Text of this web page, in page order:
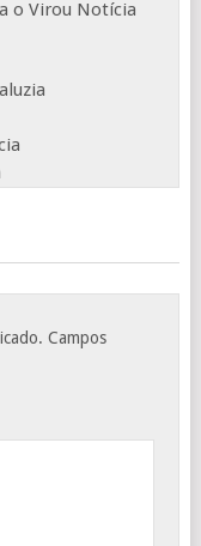
o Virou Notícia
Campos